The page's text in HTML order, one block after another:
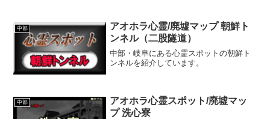
中部
アオホラ心霊/廃墟マップ 朝鮮ト
ンネル（二股隧道）
中部・岐阜にある心霊スポットの朝鮮ト
ンネルを紹介しています。
中部
アオホラ心霊スポット/廃墟マッ
プ 洗心寮